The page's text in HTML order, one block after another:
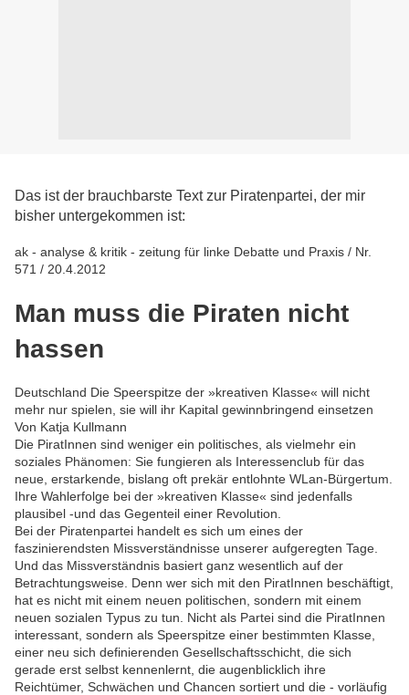
Das ist der brauchbarste Text zur Piratenpartei, der mir
bisher untergekommen ist:
ak - analyse & kritik - zeitung für linke Debatte und Praxis / Nr.
571 / 20.4.2012
Man muss die Piraten nicht
hassen
Deutschland Die Speerspitze der »kreativen Klasse« will nicht
mehr nur spielen, sie will ihr Kapital gewinnbringend einsetzen
Von Katja Kullmann
Die PiratInnen sind weniger ein politisches, als vielmehr ein
soziales Phänomen: Sie fungieren als Interessenclub für das
neue, erstarkende, bislang oft prekär entlohnte WLan-Bürgertum.
Ihre Wahlerfolge bei der »kreativen Klasse« sind jedenfalls
plausibel -und das Gegenteil einer Revolution.
Bei der Piratenpartei handelt es sich um eines der
faszinierendsten Missverständnisse unserer aufgeregten Tage.
Und das Missverständnis basiert ganz wesentlich auf der
Betrachtungsweise. Denn wer sich mit den PiratInnen beschäftigt,
hat es nicht mit einem neuen politischen, sondern mit einem
neuen sozialen Typus zu tun. Nicht als Partei sind die PiratInnen
interessant, sondern als Speerspitze einer bestimmten Klasse,
einer neu sich definierenden Gesellschaftsschicht, die sich
gerade erst selbst kennenlernt, die augenblicklich ihre
Reichtümer, Schwächen und Chancen sortiert und die - vorläufig